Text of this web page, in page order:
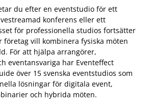
du efter en eventstudio för ett
konferens eller ett
för professionella studios fortsätter
företag vill kombinera fysiska möten
För att hjälpa arrangörer,
eventansvariga har Eventeffect
över 15 svenska eventstudios som
lösningar för digitala event,
och hybrida möten.